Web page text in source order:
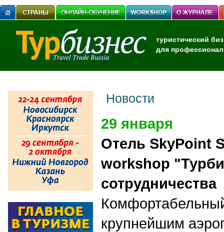
туристический
для
Новости
29 января
Отель SkyPoint
workshop
сотрудничества
крупнейшим